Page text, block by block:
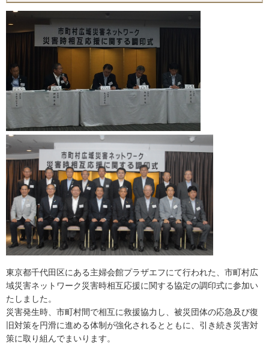
東京都千代田区にある主婦会館プラザエフにて行われた、市町村広
域災害ネットワーク災害時相互応援に関する協定の調印式に参加い
たしました。
災害発生時、市町村間で相互に救援協力し、被災団体の応急及び復
旧対策を円滑に進める体制が強化されるとともに、引き続き災害対
策に取り組んでまいります。